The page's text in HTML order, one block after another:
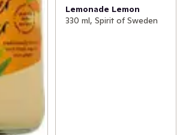
Lemonade Lemon
330 ml, Spirit of Sweden